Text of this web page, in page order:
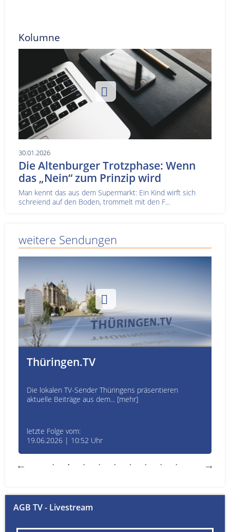
Kolumne
30.01.2026
Die Altenburger Trotzphase: Wenn
das „Nein“ zum Prinzip wird
Man kennt das aus dem Supermarkt: Ein Kind wirft sich
schreiend auf den Boden, trommelt mit den F...
weitere Sendungen
Thüringen.TV
Die lokalen TV-Sender Thüringens präsentieren
aktuelle Beiträge aus dem... [mehr]
letzte Folge vom:
19.06.2026 | 10:52 Uhr
AGB TV - Livestream